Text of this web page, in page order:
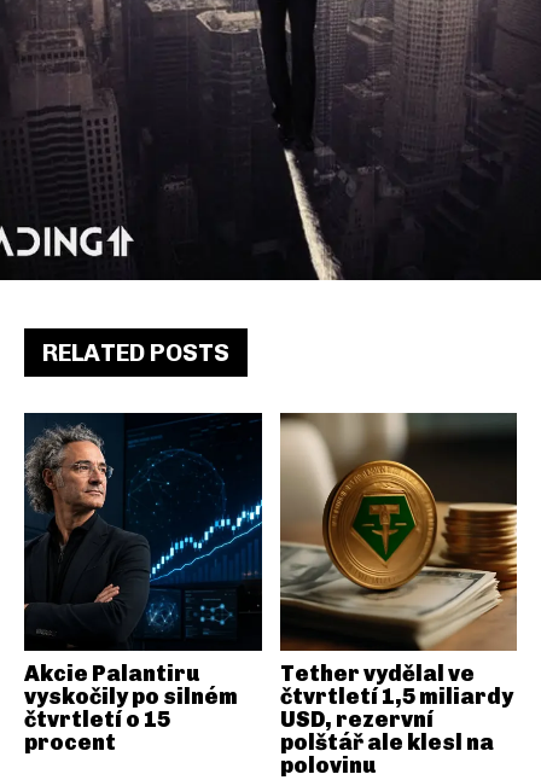
RELATED POSTS
Akcie Palantiru
vyskočily po silném
čtvrtletí o 15
procent
Tether vydělal ve
čtvrtletí 1,5 miliardy
USD, rezervní
polštář ale klesl na
polovinu